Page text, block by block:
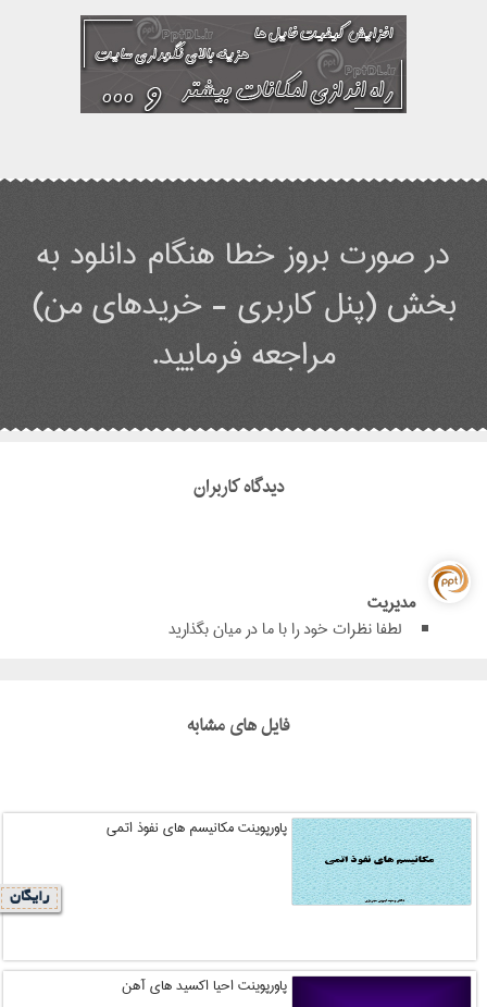
در صورت بروز خطا هنگام دانلود به
بخش (پنل کاربری - خریدهای من)
مراجعه فرمایید.
دیدگاه کاربران
مدیریت
لطفا نظرات خود را با ما در میان بگذارید
فایل های مشابه
پاورپوینت مکانیسم های نفوذ اتمی
رایگان
پاورپوینت احیا اکسید های آهن